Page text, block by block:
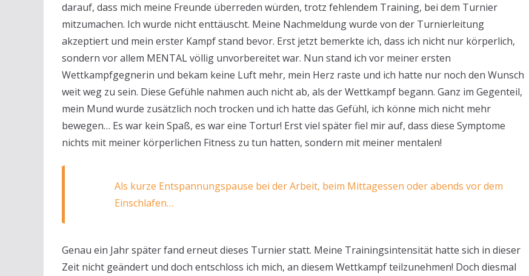
darauf, dass mich meine Freunde überreden würden, trotz fehlendem Training, bei dem Turnier
mitzumachen. Ich wurde nicht enttäuscht. Meine Nachmeldung wurde von der Turnierleitung
akzeptiert und mein erster Kampf stand bevor. Erst jetzt bemerkte ich, dass ich nicht nur körperlich,
sondern vor allem MENTAL völlig unvorbereitet war. Nun stand ich vor meiner ersten
Wettkampfgegnerin und bekam keine Luft mehr, mein Herz raste und ich hatte nur noch den Wunsch
weit weg zu sein. Diese Gefühle nahmen auch nicht ab, als der Wettkampf begann. Ganz im Gegenteil,
mein Mund wurde zusätzlich noch trocken und ich hatte das Gefühl, ich könne mich nicht mehr
bewegen… Es war kein Spaß, es war eine Tortur! Erst viel später fiel mir auf, dass diese Symptome
nichts mit meiner körperlichen Fitness zu tun hatten, sondern mit meiner mentalen!
Als kurze Entspannungspause bei der Arbeit, beim Mittagessen oder abends vor dem
Einschlafen…
Genau ein Jahr später fand erneut dieses Turnier statt. Meine Trainingsintensität hatte sich in dieser
Zeit nicht geändert und doch entschloss ich mich, an diesem Wettkampf teilzunehmen! Doch diesmal